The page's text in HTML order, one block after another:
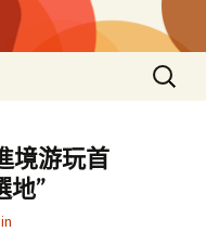
搜
尋
境游玩首
地”